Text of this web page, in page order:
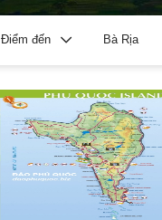
Điểm đến Bà Rịa